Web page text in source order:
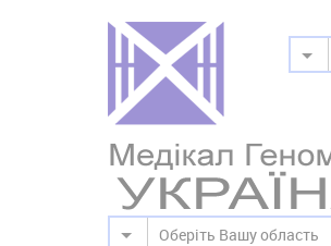
Оберіть Вашу область